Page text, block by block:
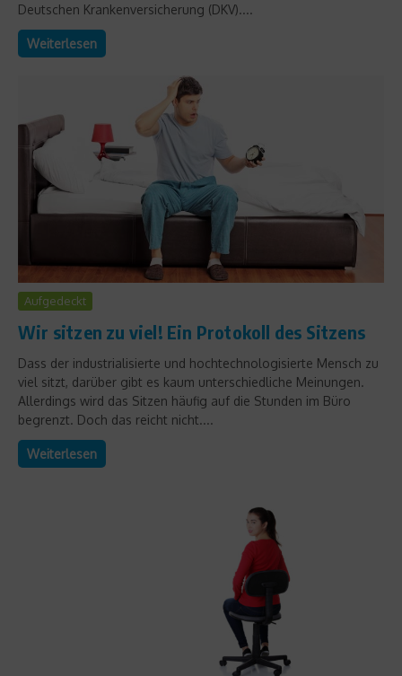
Deutschen Krankenversicherung (DKV)....
Weiterlesen
Aufgedeckt
Wir sitzen zu viel! Ein Protokoll des Sitzens
Dass der industrialisierte und hochtechnologisierte Mensch zu
viel sitzt, darüber gibt es kaum unterschiedliche Meinungen.
Allerdings wird das Sitzen häufig auf die Stunden im Büro
begrenzt. Doch das reicht nicht....
Weiterlesen